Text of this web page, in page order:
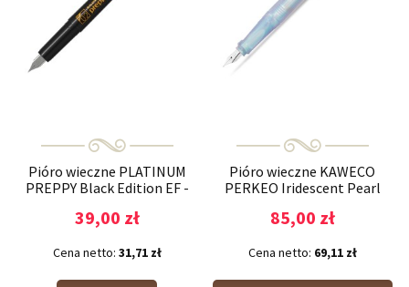
Pióro wieczne PLATINUM
PREPPY Black Edition EF -
39,00 zł
Cena netto: 31,71 zł
Pióro wieczne KAWECO
PERKEO Iridescent Pearl
85,00 zł
Cena netto: 69,11 zł